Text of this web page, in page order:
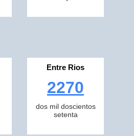
Entre Rios
2270
dos mil doscientos
setenta